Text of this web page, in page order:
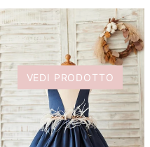
VEDI PRODOTTO